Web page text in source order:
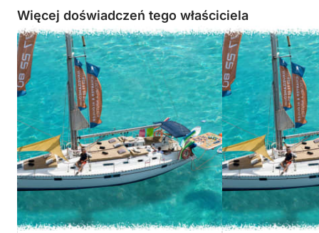
------------------------------
-------------------------------
Więcej doświadczeń tego właściciela